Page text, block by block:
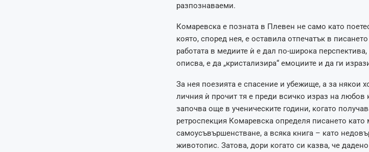
разпознаваеми.
Комаревска е позната в Плевен не само като
която, според нея, е оставила отпечатък в
работата в медиите ѝ е дал по-широка перспектива,
описва, е да „кристализира“ емоциите и да ги
За нея поезията е спасение и убежище, а за някои
личния ѝ прочит тя е преди всичко израз на любов
започва още в ученическите години, когато
ретроспекция Комаревска определя писането
самоусъвършенстване, а всяка книга – като
животопис. Затова, дори когато си казва, че